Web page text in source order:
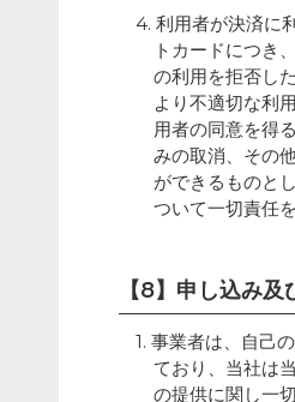
4. 利用者が決済に
トカードにつき
の利用を拒否し
より不適切な利
用者の同意を得
みの取消、その
ができるものと
ついて一切責任
【8】申し込み
1. 事業者は、自己
ており、当社は
の提供に関し一